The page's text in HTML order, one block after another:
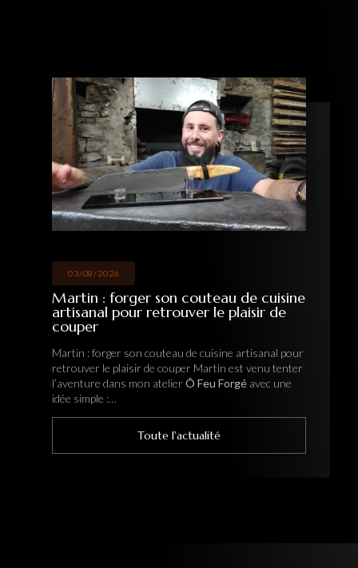
03/08/2026
Martin : forger son couteau de cuisine
artisanal pour retrouver le plaisir de
couper
Martin : forger son couteau de cuisine artisanal pour
retrouver le plaisir de couper Martin est venu tenter
l’aventure dans mon atelierÔ Feu Forgéavec une
idée simple :…
Toute l'actualité